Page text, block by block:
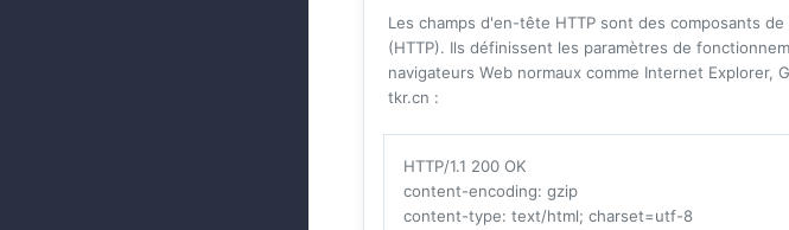
Les champs d'en-tête HTTP sont des composants
(HTTP). Ils définissent les paramètres de
navigateurs Web normaux comme Internet
tkr.cn :
HTTP/1.1 200 OK
content-encoding: gzip
content-type: text/html; charset=utf-8